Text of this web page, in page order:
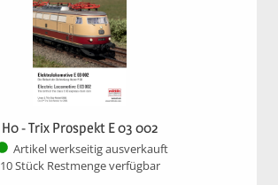
H0 - Trix Prospekt E 03 002
Artikel werkseitig ausverkauft
10 Stück Restmenge verfügbar